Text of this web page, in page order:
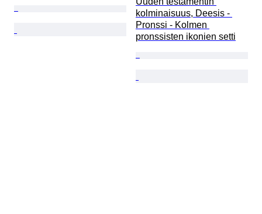
kolminaisuus, Deesis -
Pronssi - Kolmen
pronssisten ikonien setti